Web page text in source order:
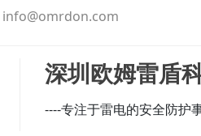
info@omrdon.com
深圳欧姆雷盾
----专注于雷电的安全防护